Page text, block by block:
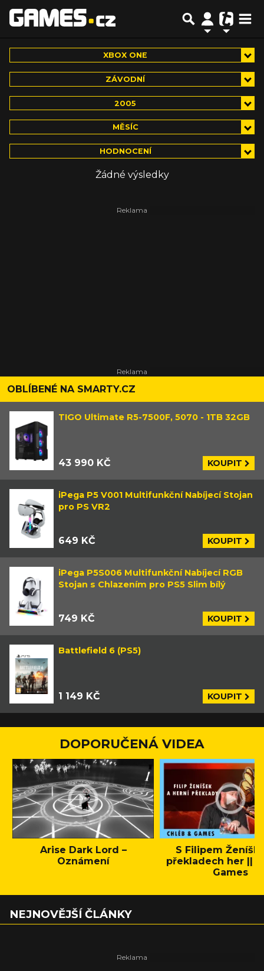
XBOX ONE
ZÁVODNÍ
2005
MĚSÍC
HODNOCENÍ
Žádné výsledky
OBLÍBENÉ NA SMARTY.CZ
TIGO Ultimate R5-7500F, 5070 - 1TB 32GB
43 990 KČ KOUPIT
iPega P5 V001 Multifunkční Nabíjecí Stojan
pro PS VR2
649 KČ KOUPIT
iPega P5S006 Multifunkční Nabíjecí RGB
Stojan s Chlazením pro PS5 Slim bílý
749 KČ KOUPIT
Battlefield 6 (PS5)
1 149 KČ KOUPIT
DOPORUČENÁ VIDEA
Arise Dark Lord –
Oznámení
S Filipem
překladech her ||
Games
NEJNOVĚJŠÍ ČLÁNKY